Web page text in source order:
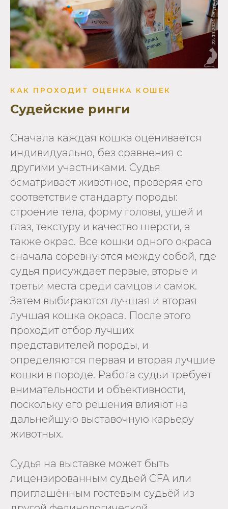
КАК ПРОХОДИТ ОЦЕНКА КОШЕК
Судейские ринги
Сначала каждая кошка оценивается
индивидуально, без сравнения с
другими участниками. Судья
осматривает животное, проверяя его
соответствие стандарту породы:
строение тела, форму головы, ушей и
глаз, текстуру и качество шерсти, а
также окрас. Все кошки одного окраса
сначала соревнуются между собой, где
судья присуждает первые, вторые и
третьи места среди самцов и самок.
Затем выбираются лучшая и вторая
лучшая кошка окраса. После этого
проходит отбор лучших
представителей породы, и
определяются первая и вторая лучшие
кошки в породе. Работа судьи требует
внимательности и объективности,
поскольку его решения влияют на
дальнейшую выставочную карьеру
животных.
Судья на выставке может быть
лицензированным судьей CFA или
приглашённым гостевым судьёй из